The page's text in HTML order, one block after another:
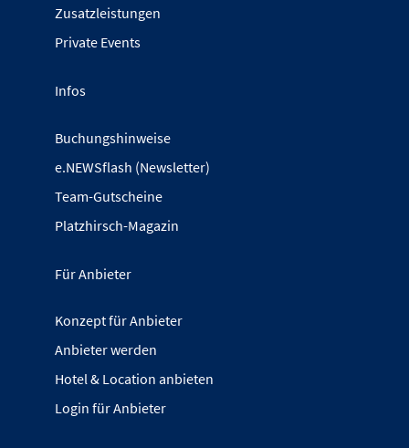
Zusatzleistungen
Private Events
Infos
Buchungshinweise
e.NEWSflash (Newsletter)
Team-Gutscheine
Platzhirsch-Magazin
Für Anbieter
Konzept für Anbieter
Anbieter werden
Hotel & Location anbieten
Login für Anbieter